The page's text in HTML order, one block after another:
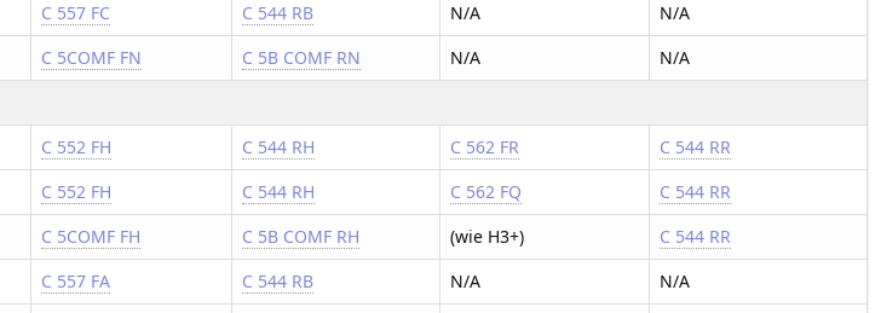
C 557 FC C 544 RB N/A
N/A
C 5COMF FN C 5B COMF RN N/A
N/A
C 552 FH C 544 RH C 562 FR
C 544 RR
C 552 FH C 544 RH C 562 FQ
C 544 RR
C 5COMF FH C 5B COMF RH (wie H3+)
C 544 RR
C 557 FA C 544 RB N/A
N/A